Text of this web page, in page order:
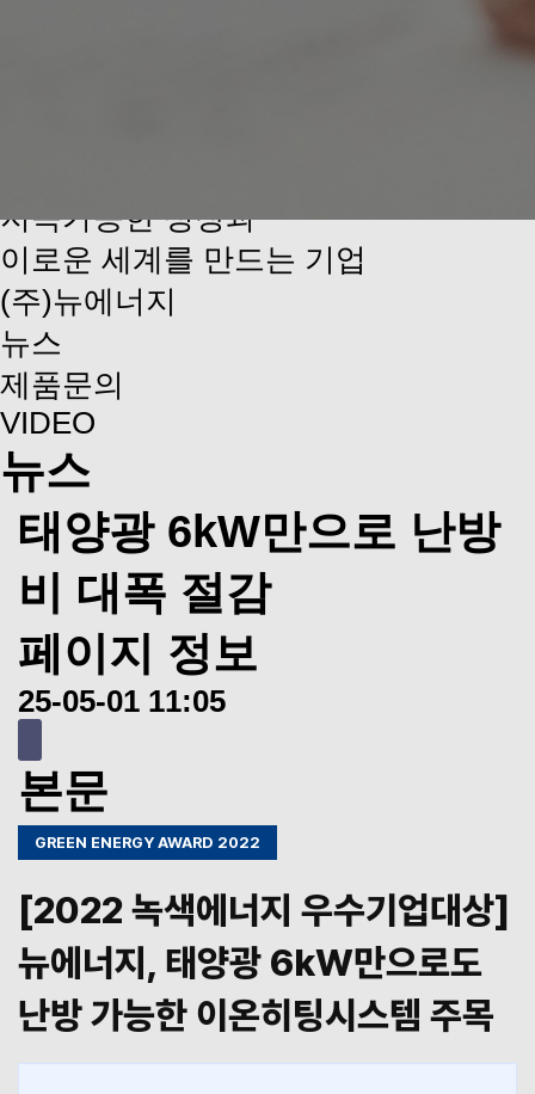
지속가능한 성장과
이로운 세계를 만드는 기업
(주)뉴에너지
뉴스
제품문의
VIDEO
뉴스
태양광 6kW만으로 난방
비 대폭 절감
페이지 정보
25-05-01 11:05
본문
GREEN ENERGY AWARD 2022
[2022 녹색에너지 우수기업대상]
뉴에너지, 태양광 6kW만으로도
난방 가능한 이온히팅시스템 주목